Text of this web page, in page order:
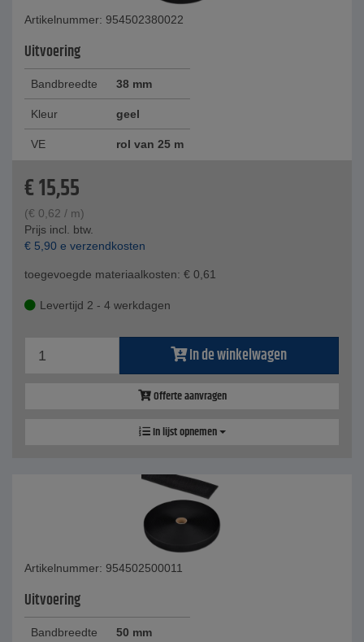
Artikelnummer: 954502380022
Uitvoering
Bandbreedte 38 mm
Kleur geel
VE rol van 25 m
€15,55
(€ 0,62 / m)
Prijs incl. btw.
€ 5,90 e verzendkosten
toegevoegde materiaalkosten: € 0,61
Levertijd 2 - 4 werkdagen
In de winkelwagen
Offerte aanvragen
In lijst opnemen
Artikelnummer: 954502500011
Uitvoering
Bandbreedte 50 mm